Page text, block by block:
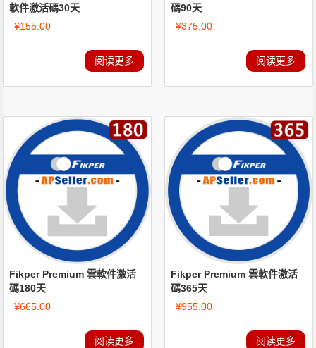
軟件激活碼30天
¥155.00
阅读更多
碼90天
¥375.00
阅读更多
Fikper Premium 雲軟件激活
碼180天
¥665.00
阅读更多
Fikper Premium 雲軟件激活
碼365天
¥955.00
阅读更多